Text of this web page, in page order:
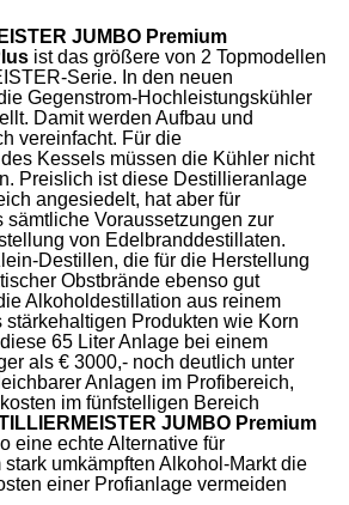
JUMBO Premium
ist das größere von 2 Topmodellen
Serie. In den neuen
Gegenstrom-Hochleistungskühler
Damit werden Aufbau und
vereinfacht. Für die
Kessels müssen die Kühler nicht
Preislich ist diese Destillieranlage
angesiedelt, hat aber für
sämtliche Voraussetzungen zur
von Edelbranddestillaten.
Destillen, die für die Herstellung
Obstbrände ebenso gut
Alkoholdestillation aus reinem
stärkehaltigen Produkten wie Korn
65 Liter Anlage bei einem
als € 3000,- noch deutlich unter
Anlagen im Profibereich,
im fünfstelligen Bereich
JUMBO Premium
eine echte Alternative für
umkämpften Alkohol-Markt die
einer Profianlage vermeiden